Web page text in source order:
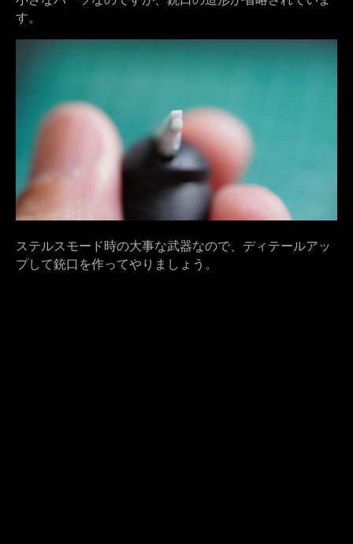
す。
ステルスモード時の大事な武器なので、ディテールアッ
プして銃口を作ってやりましょう。